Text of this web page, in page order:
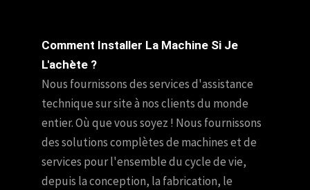
Comment Installer La Machine Si Je
L'achète ?
Nous fournissons des services d'assistance
technique sur site à nos clients du monde
entier. Où que vous soyez ! Nous fournissons
des solutions complètes de machines et de
services pour l'ensemble du cycle de vie,
depuis la conception, la fabrication, le